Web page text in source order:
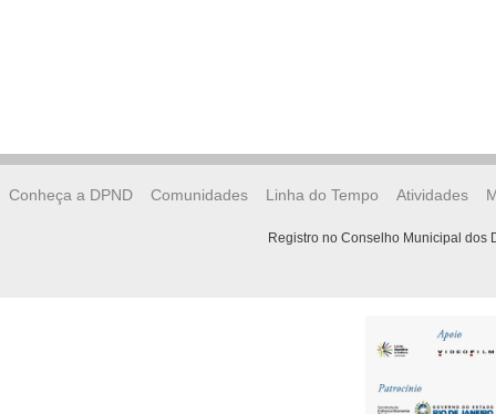
Conheça a DPND Comunidades Linha do Tempo Atividades
Registro no Conselho Municipal dos